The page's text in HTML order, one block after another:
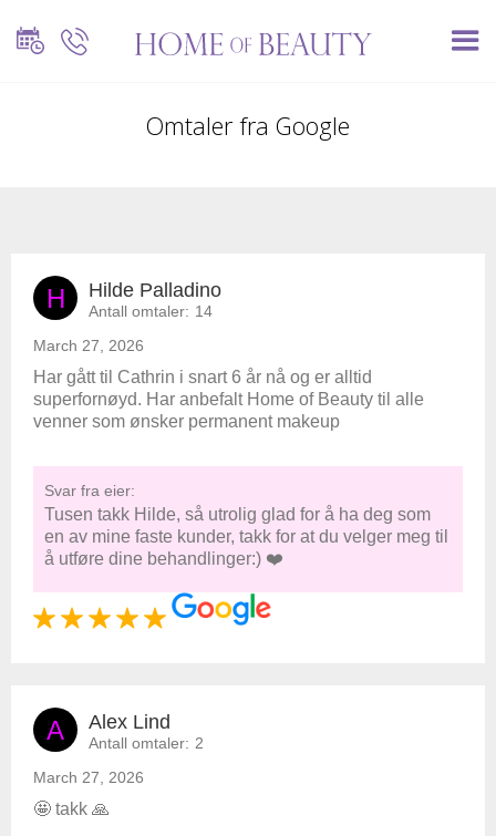
Omtaler fra Google
H Hilde Palladino
Antall omtaler: 14
March 27, 2026
Har gått til Cathrin i snart 6 år nå og er alltid
superfornøyd. Har anbefalt Home of Beauty til alle
venner som ønsker permanent makeup
Svar fra eier:
Tusen takk Hilde, så utrolig glad for å ha deg som
en av mine faste kunder, takk for at du velger meg til
å utføre dine behandlinger:) ❤️
A Alex Lind
Antall omtaler: 2
March 27, 2026
🤩 takk 🙏